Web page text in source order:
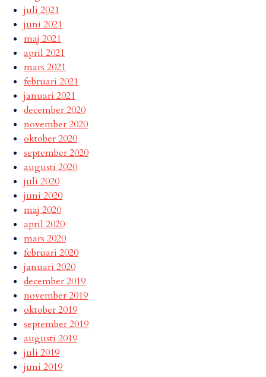
juli 2021
juni 2021
maj 2021
april 2021
mars 2021
februari 2021
januari 2021
december 2020
november 2020
oktober 2020
september 2020
augusti 2020
juli 2020
juni 2020
maj 2020
april 2020
mars 2020
februari 2020
januari 2020
december 2019
november 2019
oktober 2019
september 2019
augusti 2019
juli 2019
juni 2019